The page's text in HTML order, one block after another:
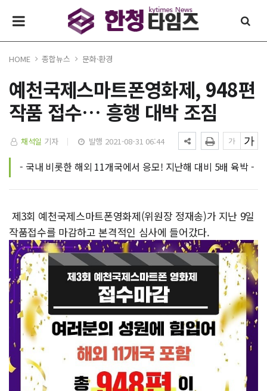
HOME 종합뉴스 문화·환경
예천국제스마트폰영화제, 948편
작품 접수… 흥행 대박 조짐
채석일 기자 발행 2021-08-31 06:44
- 국내 비롯한 해외 11개국에서 응모! 지난해 대비 5배 육박 -
제3회 예천국제스마트폰영화제(위원장 정재송)가 지난 9일
작품접수를 마감하고 본격적인 심사에 들어갔다.